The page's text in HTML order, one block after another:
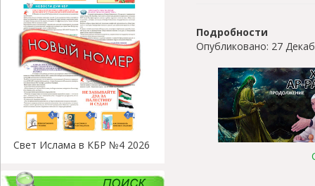
Свет Ислама в КБР №4 2026
Подробности
Опубликовано: 27